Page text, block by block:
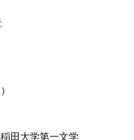
田大学第一文学